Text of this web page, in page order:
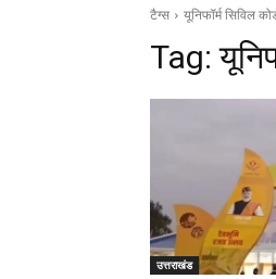
टैग्स यूनिफॉर्म सिविल
Tag:
उत्तराखंड